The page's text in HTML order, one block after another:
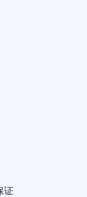
证